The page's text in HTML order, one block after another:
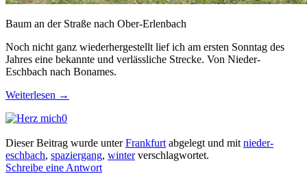
Baum an der Straße nach Ober-Erlenbach
Noch nicht ganz wiederhergestellt lief ich am ersten Sonntag des
Jahres eine bekannte und verlässliche Strecke. Von Nieder-
Eschbach nach Bonames.
Weiterlesen →
0
Dieser Beitrag wurde unterFrankfurt abgelegt und mit nieder-
eschbach, spaziergang, winterverschlagwortet.
Schreibe eine Antwort